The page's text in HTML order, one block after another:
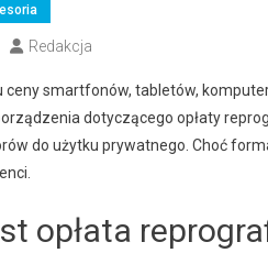
Redakcja
ceny smartfonów, tabletów,
dotyczącego opłaty
do użytku prywatnego. Choć
opłata